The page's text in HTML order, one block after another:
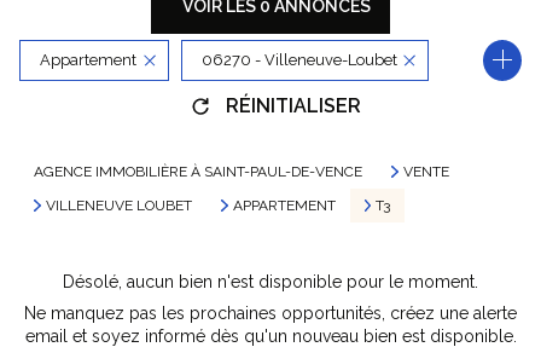
VOIR LES 0 ANNONCES
Appartement 06270 - Villeneuve-Loubet
RÉINITIALISER
AGENCE IMMOBILIÈRE À SAINT-PAUL-DE-VENCE
VENTE
VILLENEUVE LOUBET
APPARTEMENT T3
Désolé, aucun bien n'est disponible pour le moment.
Ne manquez pas les prochaines opportunités, créez une alerte
email et soyez informé dès qu'un nouveau bien est disponible.